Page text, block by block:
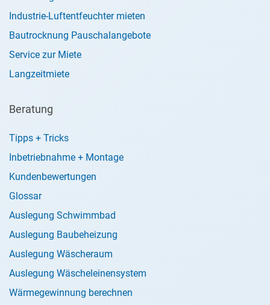
Industrie-Luftentfeuchter mieten
Bautrocknung Pauschalangebote
Service zur Miete
Langzeitmiete
Beratung
Tipps + Tricks
Inbetriebnahme + Montage
Kundenbewertungen
Glossar
Auslegung Schwimmbad
Auslegung Baubeheizung
Auslegung Wäscheraum
Auslegung Wäscheleinensystem
Wärmegewinnung berechnen